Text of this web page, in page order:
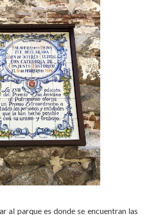
al parque es donde se encuentran las